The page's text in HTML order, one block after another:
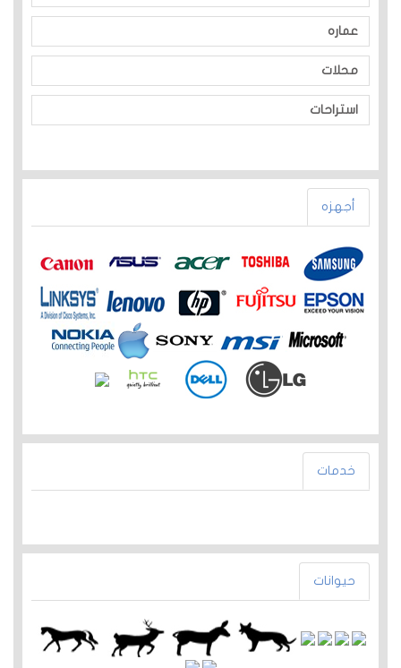
عماره
محلات
استراحات
أجهزه
خدمات
حيوانات